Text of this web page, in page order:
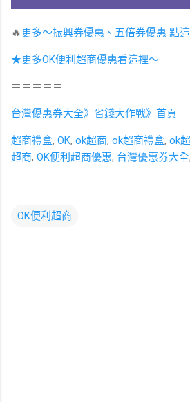
🔥更多～振興券優惠、五倍券優惠 點這
★更多OK便利超商優惠看這裡～
＝＝＝＝＝
台灣優惠券大全》省錢大作戰》首頁
超商禮盒, OK, ok超商, ok超商禮盒, ok
超商, OK便利超商優惠, 台灣優惠券大全,
OK便利超商